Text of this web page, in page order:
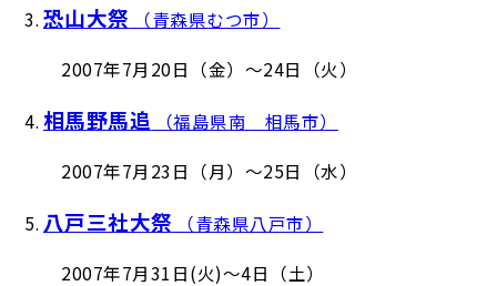
3. 恐山大祭 （青森県むつ市）
2007年7月20日（金）～24日（火）
4. 相馬野馬追 （福島県南 相馬市）
2007年7月23日（月）～25日（水）
5. 八戸三社大祭 （青森県八戸市）
2007年7月31日(火)～4日（土）